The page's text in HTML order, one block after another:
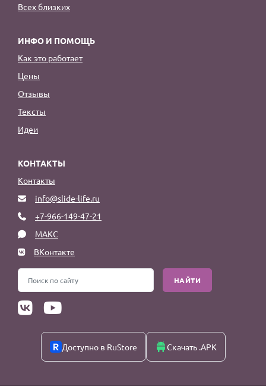
Всех близких
ИНФО И ПОМОЩЬ
Как это работает
Цены
Отзывы
Тексты
Идеи
КОНТАКТЫ
Контакты
info@slide-life.ru
+7-966-149-47-21
МАКС
ВКонтакте
НАЙТИ
Доступно в RuStore Скачать .APK